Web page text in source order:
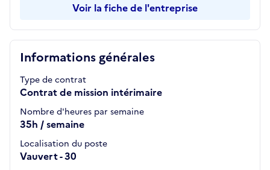
Informations générales
Type de contrat
Contrat de mission intérimaire
Nombre d'heures par semaine
35h / semaine
Localisation du poste
Vauvert - 30
Voir la fiche de l'entreprise